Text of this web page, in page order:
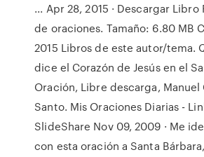
... Apr 28, 2015 · Descargar Libro
de oraciones. Tamaño: 6.80 MB
2015 Libros de este autor/tema.
dice el Corazón de Jesús en el
Oración, Libre descarga, Manuel
Santo. Mis Oraciones Diarias -
SlideShare Nov 09, 2009 · Me
con esta oración a Santa